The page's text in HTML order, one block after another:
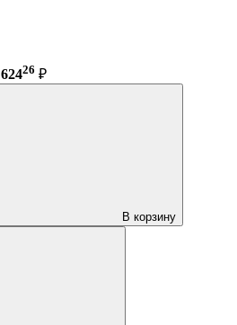
62426 ₽
В корзину